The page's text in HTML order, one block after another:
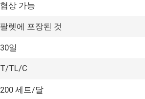
협상 가능
팔렛에 포장된 것
30일
T/TL/C
200 세트/달